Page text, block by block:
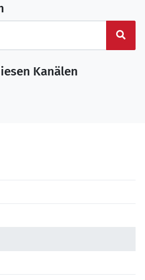
Kanälen